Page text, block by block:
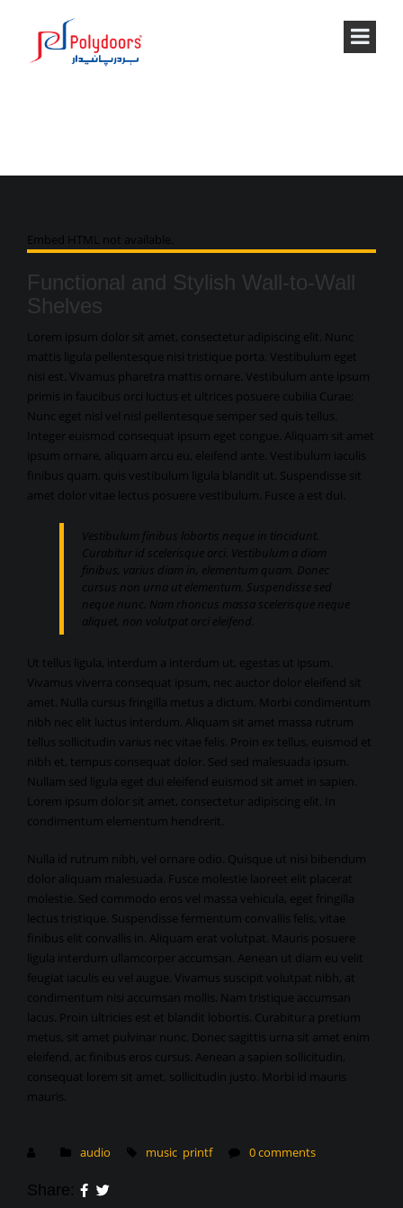
Embed HTML not available.
Functional and Stylish Wall-to-Wall
Shelves
Lorem ipsum dolor sit amet, consectetur adipiscing elit. Nunc
mattis ligula pellentesque nisi tristique porta. Vestibulum eget
nisi est. Vivamus pharetra mattis ornare. Vestibulum ante ipsum
primis in faucibus orci luctus et ultrices posuere cubilia Curae;
Nunc eget nisl vel nisl pellentesque semper sed quis tellus.
Integer euismod consequat ipsum eget congue. Aliquam sit amet
ipsum ornare, aliquam arcu eu, eleifend ante. Vestibulum iaculis
finibus quam, quis vestibulum ligula blandit ut. Suspendisse sit
amet dolor vitae lectus posuere vestibulum. Fusce a est dui.
Vestibulum finibus lobortis neque in tincidunt.
Curabitur id scelerisque orci. Vestibulum a diam
finibus, varius diam in, elementum quam. Donec
cursus non urna ut elementum. Suspendisse sed
neque nunc. Nam rhoncus massa scelerisque neque
aliquet, non volutpat orci eleifend.
Ut tellus ligula, interdum a interdum ut, egestas ut ipsum.
Vivamus viverra consequat ipsum, nec auctor dolor eleifend sit
amet. Nulla cursus fringilla metus a dictum. Morbi condimentum
nibh nec elit luctus interdum. Aliquam sit amet massa rutrum
tellus sollicitudin varius nec vitae felis. Proin ex tellus, euismod et
nibh et, tempus consequat dolor. Sed sed malesuada ipsum.
Nullam sed ligula eget dui eleifend euismod sit amet in sapien.
Lorem ipsum dolor sit amet, consectetur adipiscing elit. In
condimentum elementum hendrerit.
Nulla id rutrum nibh, vel ornare odio. Quisque ut nisi bibendum
dolor aliquam malesuada. Fusce molestie laoreet elit placerat
molestie. Sed commodo eros vel massa vehicula, eget fringilla
lectus tristique. Suspendisse fermentum convallis felis, vitae
finibus elit convallis in. Aliquam erat volutpat. Mauris posuere
ligula interdum ullamcorper accumsan. Aenean ut diam eu velit
feugiat iaculis eu vel augue. Vivamus suscipit volutpat nibh, at
condimentum nisi accumsan mollis. Nam tristique accumsan
lacus. Proin ultricies est et blandit lobortis. Curabitur a pretium
metus, sit amet pulvinar nunc. Donec sagittis urna sit amet enim
eleifend, ac finibus eros cursus. Aenean a sapien sollicitudin,
consequat lorem sit amet, sollicitudin justo. Morbi id mauris
mauris.
audio music, printf 0 comments
Share: